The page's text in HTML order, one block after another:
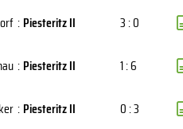
: Piesteritz II
3 : 0
: Piesteritz II
1 : 6
: Piesteritz II 0 : 3